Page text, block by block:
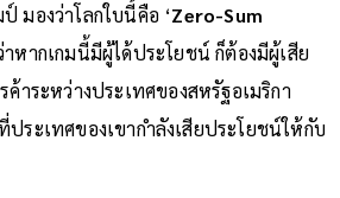
มองว่าโลกใบนี้คือ ‘Zero-Sum
าหากเกมนี้มีผู้ได้ประโยชน์ ก็ต้องมีผู้เสีย
าระหว่างประเทศของสหรัฐอเมริกา
ระเทศของเขากำลังเสียประโยชน์ให้กับ